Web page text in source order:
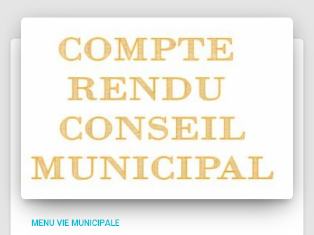
MENU VIE MUNICIPALE